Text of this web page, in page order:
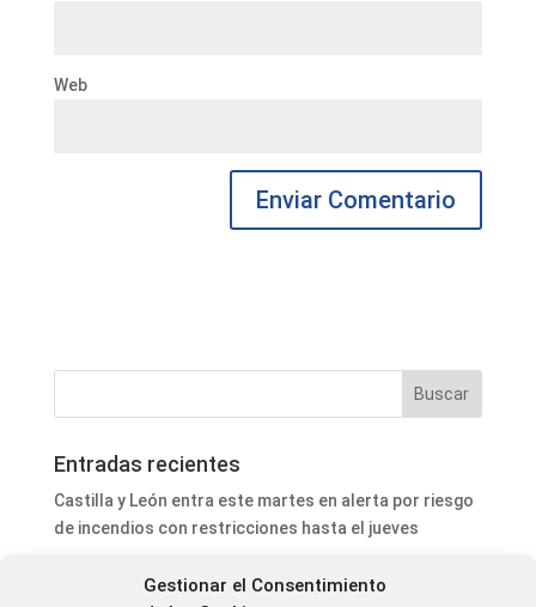
Gestionar el Consentimiento
Web
Entradas recientes
Castilla y León entra este martes en alerta por riesgo
de incendios con restricciones hasta el jueves
iluminación y suelo de caucho en parques